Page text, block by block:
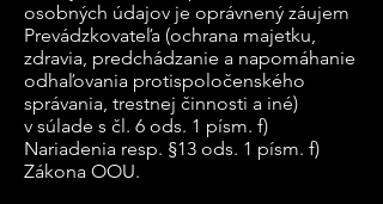
osobných údajov je oprávnený záujem
Prevádzkovateľa (ochrana majetku,
zdravia, predchádzanie a napomáhanie
odhaľovania protispoločenského
správania, trestnej činnosti a iné)
v súlade s čl. 6 ods. 1 písm. f)
Nariadenia resp. §13 ods. 1 písm. f)
Zákona OOU.